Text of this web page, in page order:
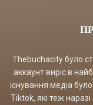
Thebuchacity було
аккаунт виріс в
існування медіа
Tiktok, які теж